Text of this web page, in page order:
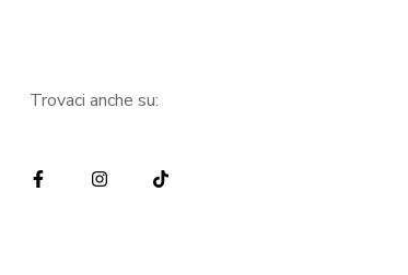
Trovaci anche su: